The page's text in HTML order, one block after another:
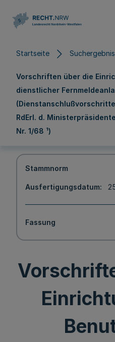
Startseite
Vorschriften über die
dienstlicher
RdErl. d.
Nr. 1/68 ¹)
Stammnorm
Ausfertigungsdatum
Fassung